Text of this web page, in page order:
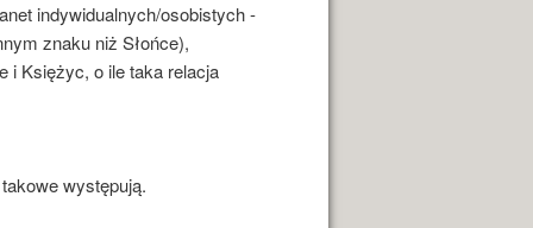
indywidualnych/osobistych -
znaku niż Słońce),
i Księżyc, o ile taka relacja
występują.